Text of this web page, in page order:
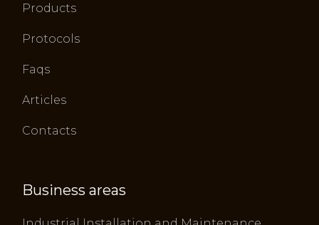
Products
Protocols
Faqs
Articles
Contacts
Business areas